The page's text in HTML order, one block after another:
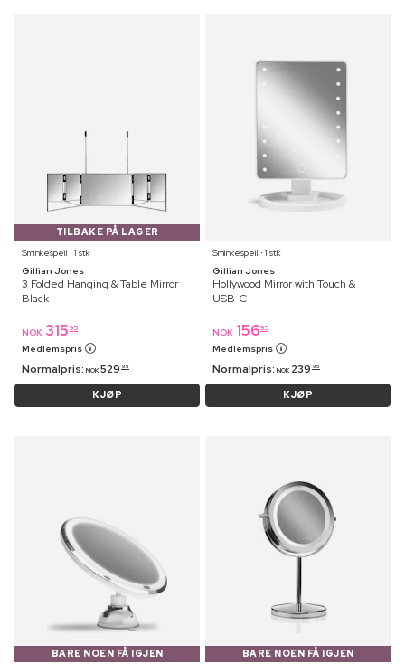
TILBAKE PÅ LAGER
Sminkespeil ⋅ 1 stk
Gillian Jones
3 Folded Hanging & Table Mirror
Black
NOK 315 95
Medlemspris
Normalpris: NOK 529 95
KJØP
Sminkespeil ⋅ 1 stk
Gillian Jones
Hollywood Mirror with Touch &
USB-C
NOK 15695
Medlemspris
Normalpris: NOK 239 95
KJØP
BARE NOEN FÅ IGJEN
BARE NOEN FÅ IGJEN